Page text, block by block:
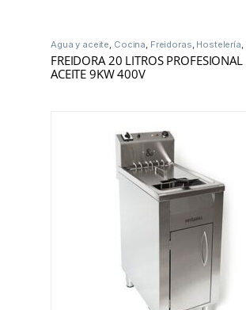
Agua y aceite, Cocina, Freidoras, Hostelería,
FREIDORA 20 LITROS
ACEITE 9KW 400V